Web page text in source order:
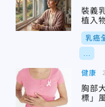
裝義
植入
乳癌
健康
胸部
標」